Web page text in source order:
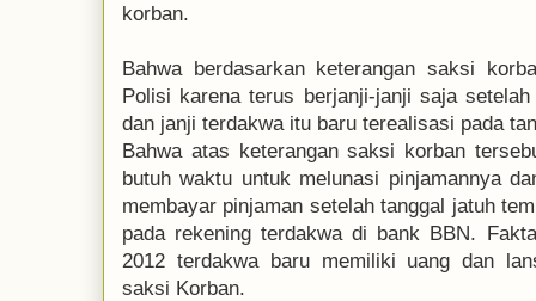
korban.
Bahwa berdasarkan keterangan saksi
Polisi karena terus berjanji-janji saja
dan janji terdakwa itu baru terealisasi pada
Bahwa atas keterangan saksi korban
butuh waktu untuk melunasi pinjamannya
membayar pinjaman setelah tanggal jatuh
pada rekening terdakwa di bank BBN.
2012 terdakwa baru memiliki uang dan
saksi Korban.